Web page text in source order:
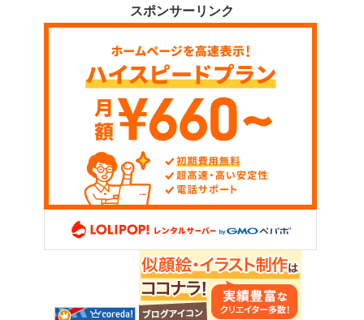
スポンサーリンク